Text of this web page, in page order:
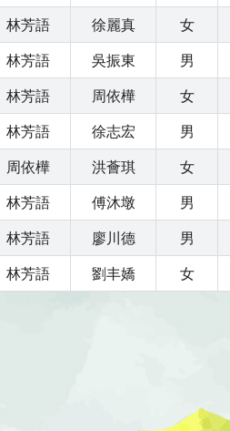
林芳語 徐麗真 女
林芳語 吳振東 男
林芳語 周依樺 女
林芳語 徐志宏 男
周依樺 洪薈琪 女
林芳語 傅沐墩 男
林芳語 廖川德 男
林芳語 劉丰嬌 女